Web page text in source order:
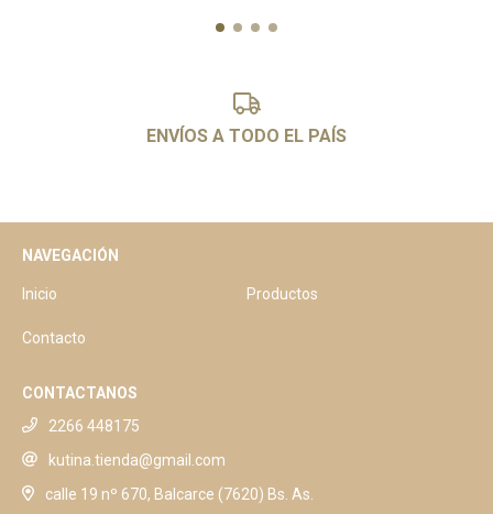
ENVÍOS A TODO EL PAÍS
NAVEGACIÓN
Inicio Productos
Contacto
CONTACTANOS
2266 448175
kutina.tienda@gmail.com
calle 19 nº 670, Balcarce (7620) Bs. As.